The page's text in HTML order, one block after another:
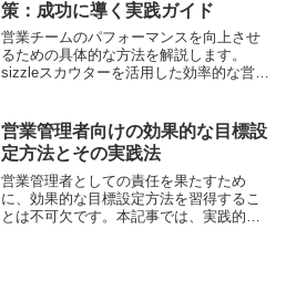
策：成功に導く実践ガイド
営業チームのパフォーマンスを向上させ
るための具体的な方法を解説します。
sizzleスカウターを活用した効率的な営業
営業管理者向けの効果的な目標設
定方法とその実践法
営業管理者としての責任を果たすため
に、効果的な目標設定方法を習得するこ
とは不可欠です。本記事では、実践的な